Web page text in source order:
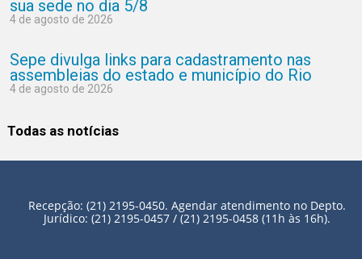
sua sede no dia 5/8
4 de agosto de 2026
Sepe divulga links para cadastramento nas
assembleias do estado e município do Rio
4 de agosto de 2026
Todas as notícias
Recepção: (21) 2195-0450. Agendar atendimento no Depto.
Jurídico: (21) 2195-0457 / (21) 2195-0458 (11h às 16h).